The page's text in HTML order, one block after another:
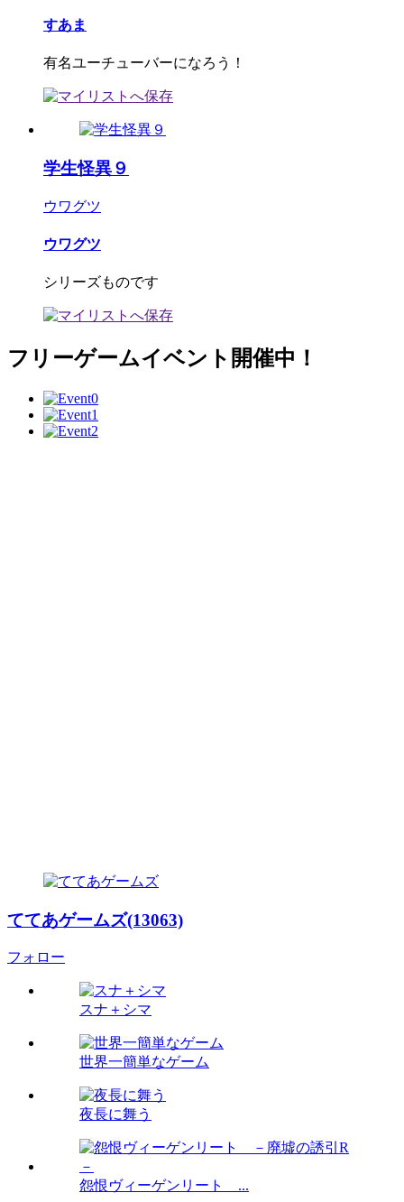
すあま
有名ユーチューバーになろう！
学生怪異９
ウワグツ
ウワグツ
シリーズものです
フリーゲームイベント開催中！
ててあゲームズ(13063)
フォロー
スナ＋シマ
世界一簡単なゲーム
夜長に舞う
怨恨ヴィーゲンリート ...